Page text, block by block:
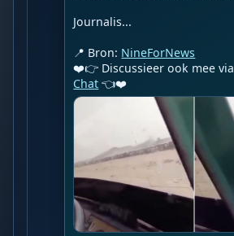
Journalis...
📍 Bron: NineForNews
❤️👉 Discussieer ook mee via
Chat 👈❤️